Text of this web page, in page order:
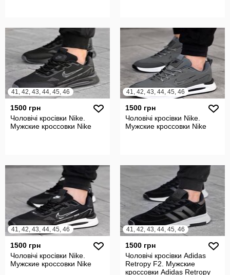
41, 42, 43, 44, 45, 46
1500 грн
Чоловічі кросівки Nike.
Мужские кроссовки Nike
41, 42, 43, 44, 45, 46
1500 грн
Чоловічі кросівки Nike.
Мужские кроссовки Nike
41, 42, 43, 44, 45, 46
1500 грн
Чоловічі кросівки Nike.
Мужские кроссовки Nike
41, 42, 43, 44, 45, 46
1500 грн
Чоловічі кросівки Adidas
Retropy F2. Мужские
кроссовки Adidas Retropy